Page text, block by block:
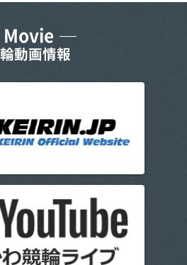
Movie
動画情報